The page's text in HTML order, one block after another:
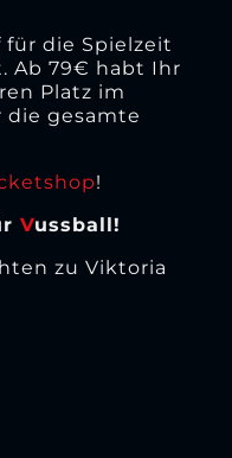
für die Spielzeit
Ab 79€ habt Ihr
Platz im
die gesamte
!
Vussball!
zu Viktoria